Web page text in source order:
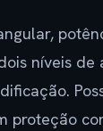
níveis de
proteção